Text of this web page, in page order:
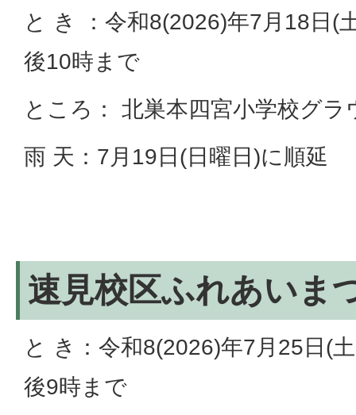
と き ：令和8(2026)年7月18日(
後10時まで
ところ： 北巣本四宮小学校グラ
雨 天：7月19日(日曜日)に順延
速見校区ふれあいま
と き：令和8(2026)年7月25日(
後9時まで